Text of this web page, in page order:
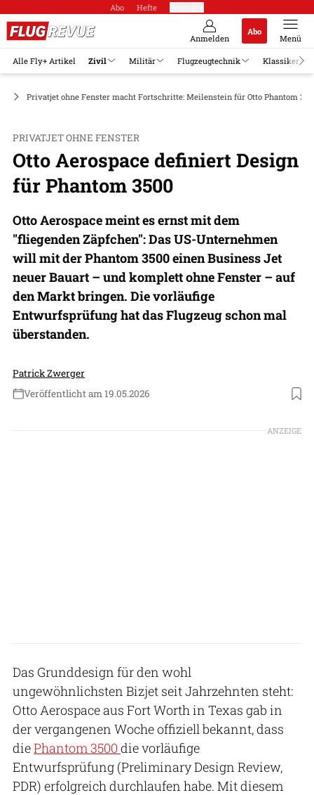
Abo Hefte
Anmelden
Abo
Menü
Alle Fly+ Artikel Zivil Militär Flugzeugtechnik Klassiker
Privatjet ohne Fenster macht Fortschritte: Meilenstein für Otto Phantom
PRIVATJET OHNE FENSTER
Otto Aerospace definiert Design
für Phantom 3500
Otto Aerospace meint es ernst mit dem
"fliegenden Zäpfchen": Das US-Unternehmen
will mit der Phantom 3500 einen Business Jet
neuer Bauart – und komplett ohne Fenster – auf
den Markt bringen. Die vorläufige
Entwurfsprüfung hat das Flugzeug schon mal
überstanden.
Patrick Zwerger
Veröffentlicht am 19.05.2026
ANZEIGE
Das Grunddesign für den wohl
ungewöhnlichsten Bizjet seit Jahrzehnten steht:
Otto Aerospace aus Fort Worth in Texas gab in
der vergangenen Woche offiziell bekannt, dass
diePhantom 3500 die vorläufige
Entwurfsprüfung (Preliminary Design Review,
PDR) erfolgreich durchlaufen habe. Mit diesem